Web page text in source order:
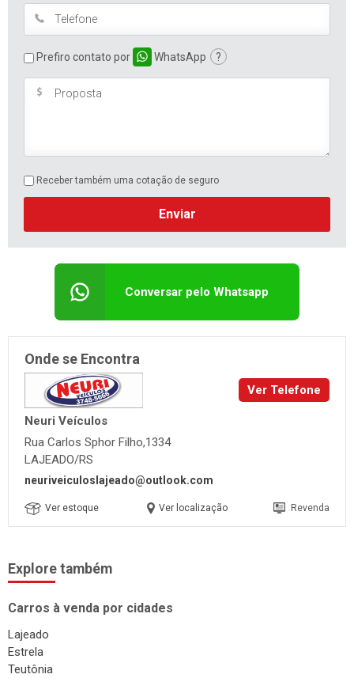
Prefiro contato por WhatsApp ?
Receber também uma cotação de seguro
Enviar
Conversar pelo Whatsapp
Onde se Encontra
Ver Telefone
Neuri Veículos
Rua Carlos Sphor Filho,1334
LAJEADO/RS
neuriveiculoslajeado@outlook.com
Ver estoque Ver localização Revenda
Explore também
Carros à venda por cidades
Lajeado
Estrela
Teutônia